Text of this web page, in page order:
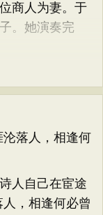
商人为妻。于
。她演奏完
落人，相逢何
人自己在宦途
，相逢何必曾